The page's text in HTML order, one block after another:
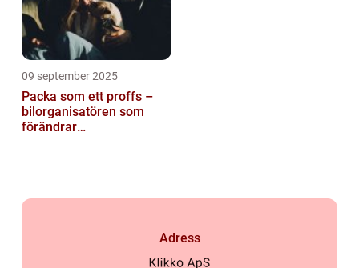
09 september 2025
Packa som ett proffs –
bilorganisatören som
förändrar
Adress